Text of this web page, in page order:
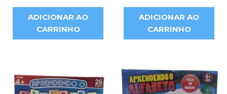
ADICIONAR AO
CARRINHO
ADICIONAR AO
CARRINHO